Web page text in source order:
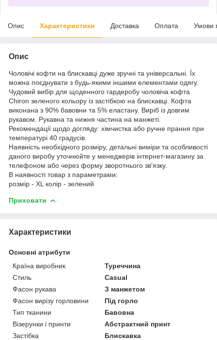
Опис Характеристики Доставка Оплата Умови
Опис
Чоловічі кофти на блискавці дуже зручні та універсальні. Їх
можна поєднувати з будь-якими іншими елементами одягу.
Чудовий вибір для щоденного гардеробу чоловіча кофта
Chiron зеленого кольору із застібкою на блискавці. Кофта
виконана з 90% бавовни та 5% еластану. Виріб із довгим
рукавом. Рукавна та нижня частина на манжеті.
Рекомендації щодо догляду: хімчистка або ручне прання при
температурі 40 градусів.
Наявність необхідного розміру, детальні виміри та особливості
даного виробу уточнюйте у менеджерів інтернет-магазину за
телефоном або через форму зворотнього зв'язку.
В наявності товар з параметрами:
розмір - XL колір - зелений
Приховати
Характеристики
Основні атрибути
Країна виробник
Туреччина
Стиль
Casual
Фасон рукава
З манжетом
Фасон вирізу горловини
Під горло
Тип тканини
Бавовна
Візерунки і принти
Абстрактний принт
Застібка
Блискавка